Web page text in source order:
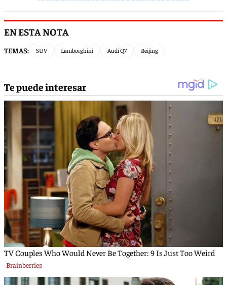
EN ESTA NOTA
TEMAS: SUV Lamborghini Audi Q7 Beijing